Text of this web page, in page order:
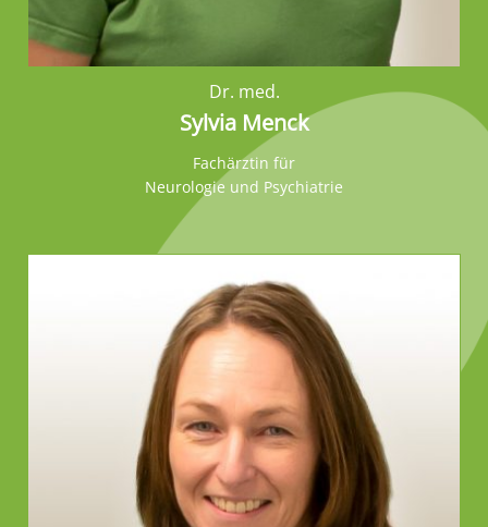
Dr. med.
Sylvia Menck
Fachärztin für
Neurologie und Psychiatrie